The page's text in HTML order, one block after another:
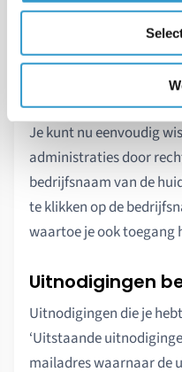
je niet opnieuw
administratie
Je kunt nu eenvoudig
administraties door
bedrijfsnaam van de
te klikken op de
waartoe je ook toegang
Uitnodigingen
Uitnodigingen die je
‘Uitstaande
mailadres waarnaar de